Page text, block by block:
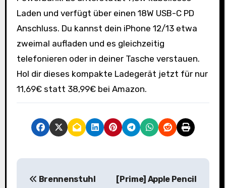
Laden und verfügt über einen 18W USB-C PD
Anschluss. Du kannst dein iPhone 12/13 etwa
zweimal aufladen und es gleichzeitig
telefonieren oder in deiner Tasche verstauen.
Hol dir dieses kompakte Ladegerät jetzt für nur
11,69€ statt 38,99€ bei Amazon.
B
Brennenstuhl
[Prime] Apple Pencil